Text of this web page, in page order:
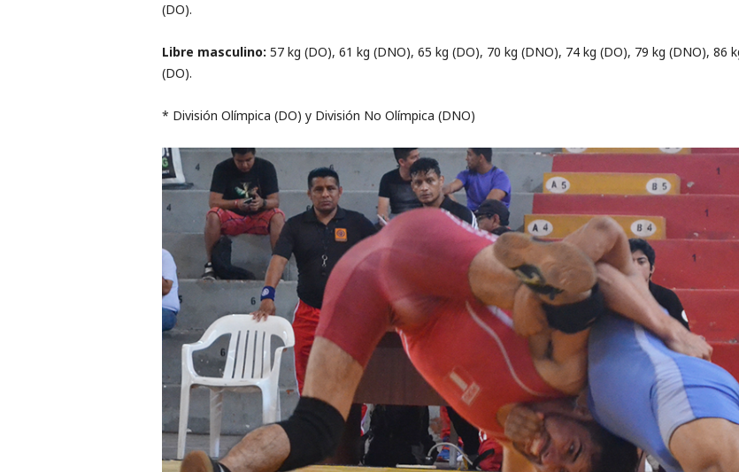
(DO).
Libre masculino: 57 kg (DO), 61 kg (DNO), 65 kg (DO), 70 kg (DNO), 74 kg (DO), 79 kg (DNO), 86
(DO).
​* ​División Olímpica (DO) y División No Olímpica (DNO)